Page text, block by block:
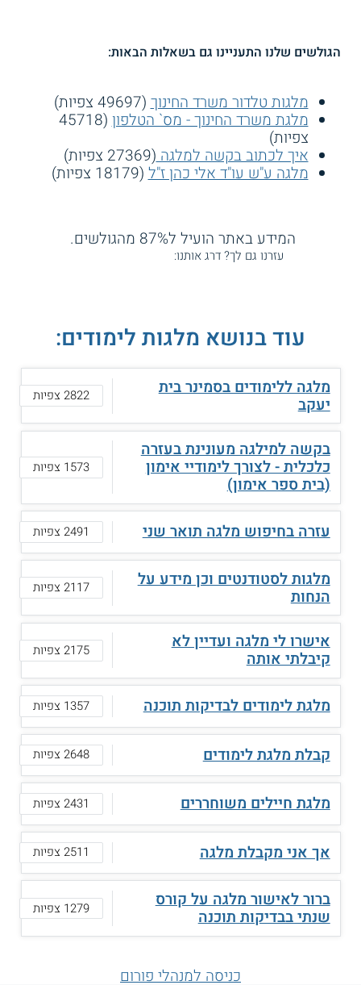
הגולשים שלנו התעניינו גם בשאלות הבאות:
מלגות טלדור משרד החינוך(49697 צפיות)
מלגת משרד החינוך - מס` הטלפון (45718
צפיות)
איך לכתוב בקשה למלגה(27369 צפיות)
מלגה ע"ש עו"ד אלי כהן ז"ל(18179 צפיות)
המידע באתר הועיל ל87% מהגולשים.
עזרנו גם לך? דרג אותנו:
עוד בנושא מלגות לימודים:
מלגה ללימודים בסמינר בית
יעקב 2822 צפיות
בקשה למילגה מעונינת בעזרה
כלכלית - לצורך לימודיי אימון
(בית ספר אימון)
1573 צפיות
עזרה בחיפוש מלגה תואר שני 2491 צפיות
מלגות לסטודנטים וכן מידע על
הנחות 2117 צפיות
אישרו לי מלגה ועדיין לא
קיבלתי אותה 2175 צפיות
מלגת לימודים לבדיקות תוכנה 1357 צפיות
קבלת מלגת לימודים 2648 צפיות
מלגת חיילים משוחררים 2431 צפיות
אך אני מקבלת מלגה 2511 צפיות
ברור לאישור מלגה על קורס
שנתי בבדיקות תוכנה 1279 צפיות
כניסה למנהלי פורום